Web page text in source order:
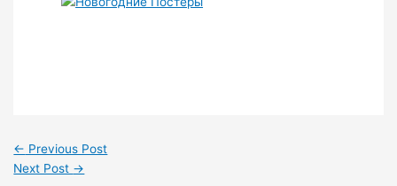
← Previous Post
Next Post →